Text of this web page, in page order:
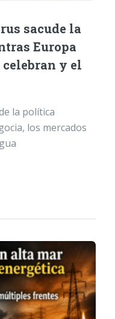
sacude la
Europa
celebran y el
la política
los mercados